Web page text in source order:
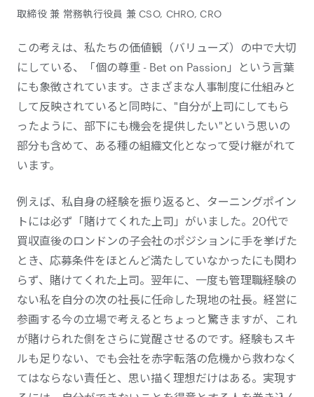
取締役 兼 常務執行役員 兼 CSO, CHRO, CRO
この考えは、私たちの価値観（バリューズ）の中で大切
にしている、「個の尊重 - Bet on Passion」という言葉
にも象徴されています。さまざまな人事制度に仕組みと
して反映されていると同時に、"自分が上司にしてもら
ったように、部下にも機会を提供したい"という思いの
部分も含めて、ある種の組織文化となって受け継がれて
います。
例えば、私自身の経験を振り返ると、ターニングポイン
トには必ず「賭けてくれた上司」がいました。20代で
買収直後のロンドンの子会社のポジションに手を挙げた
とき、応募条件をほとんど満たしていなかったにも関わ
らず、賭けてくれた上司。翌年に、一度も管理職経験の
ない私を自分の次の社長に任命した現地の社長。経営に
参画する今の立場で考えるとちょっと驚きますが、これ
が賭けられた側をさらに覚醒させるのです。経験もスキ
ルも足りない、でも会社を赤字転落の危機から救わなく
てはならない責任と、思い描く理想だけはある。実現す